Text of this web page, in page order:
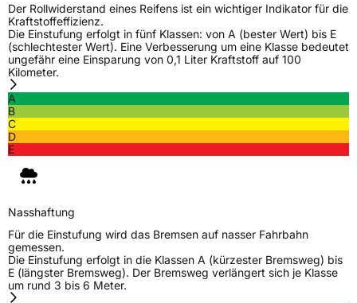
Der Rollwiderstand eines Reifens ist ein wichtiger Indikator für die
Kraftstoffeffizienz.
Die Einstufung erfolgt in fünf Klassen: von A (bester Wert) bis E
(schlechtester Wert). Eine Verbesserung um eine Klasse bedeutet
ungefähr eine Einsparung von 0,1 Liter Kraftstoff auf 100
Kilometer.
A
B
C
D
E
Nasshaftung
Für die Einstufung wird das Bremsen auf nasser Fahrbahn
gemessen.
Die Einstufung erfolgt in die Klassen A (kürzester Bremsweg) bis
E (längster Bremsweg). Der Bremsweg verlängert sich je Klasse
um rund 3 bis 6 Meter.